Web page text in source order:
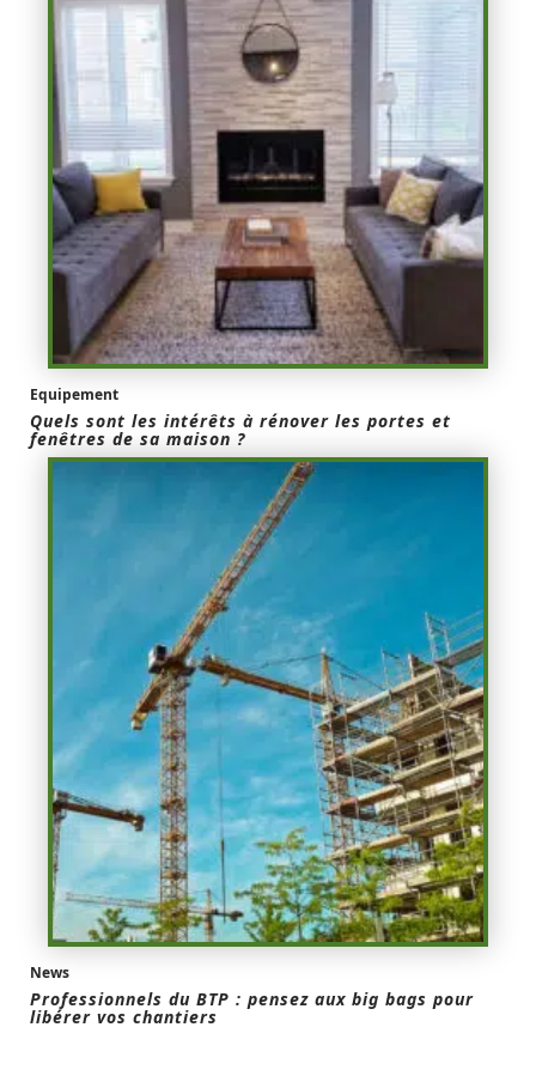
Equipement
Quels sont les intérêts à rénover les portes et
fenêtres de sa maison ?
News
Professionnels du BTP : pensez aux big bags pour
libérer vos chantiers